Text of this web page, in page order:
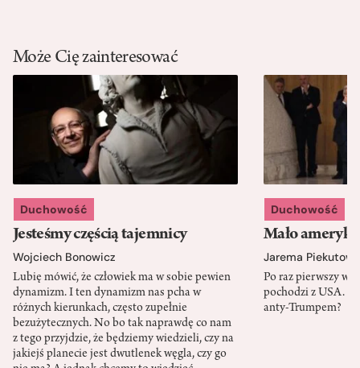
Może Cię zainteresować
Duchowość
Jesteśmy częścią tajemnicy
Wojciech Bonowicz
Lubię mówić, że człowiek ma w sobie pewien
dynamizm. I ten dynamizm nas pcha w
różnych kierunkach, często zupełnie
bezużytecznych. No bo tak naprawdę co nam
z tego przyjdzie, że będziemy wiedzieli, czy na
jakiejś planecie jest dwutlenek węgla, czy go
Duchowość
Mało
Jarema
Po raz pierwszy w
pochodzi z USA.
anty-Trumpem?